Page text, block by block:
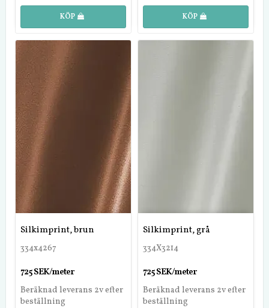
KÖP KÖP
Silkimprint, brun
334x4267
725 SEK/meter
Beräknad leverans 2v efter
beställning
Silkimprint, grå
334X3214
725 SEK/meter
Beräknad leverans 2v efter
beställning